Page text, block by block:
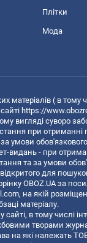
Плітки
Мода
матеріалів ( в тому
https://
вигляді суворо
при отриманні
за умови
видань - при
та за умови
для
OBOZ.UA за
, на якій
матеріалу.
в тому числі
творами
на які належать